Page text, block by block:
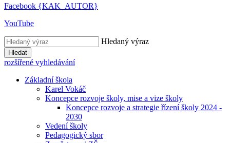
Facebook {KAK_AUTOR}
YouTube
Hledaný výraz
Hledat
rozšířené vyhledávání
Základní škola
Karel Vokáč
Koncepce rozvoje školy, mise a vize školy
Koncepce rozvoje a strategie řízení školy 2024 -
2030
Vedení školy
Pedagogický sbor